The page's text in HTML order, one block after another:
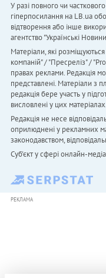
У разі повного чи
гіперпосилання на LB.ua
відтворення або інше
агентство "Українськi
Матеріали, які
компаній" / "Пресреліз" /
правах реклами. Редакція
представлені. Матеріали
редакція бере участь у
висловлені у цих матеріалах.
Редакція не несе
оприлюднені у рекламних
законодавством,
Cуб'єкт у сфері онлайн-
РЕКЛАМА